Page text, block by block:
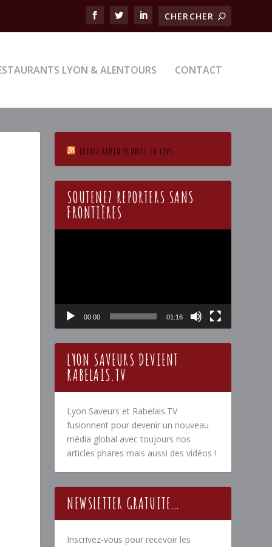
LYON & ALENTOURS CONTACT
ECOTEZ RADIO PLURIEL EN LIVE
SOUTENEZ REPORTERS SANS
FRONTIÈRES
00:00 01:16
LYON SAVEURS DEVIENT
RABELAIS.TV
Lyon Saveurs et Rabelais.TV
fusionnent pour devenir un nouveau
média global avec toujours nos
articles phares mais aussi des vidéos !
NEWSLETTER GRATUITE…
Inscrivez-vous pour recevoir les